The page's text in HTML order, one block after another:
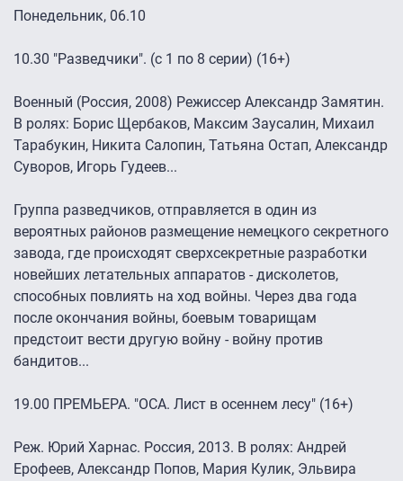
Понедельник, 06.10
10.30 "Разведчики". (с 1 по 8 серии) (16+)
Военный (Россия, 2008) Режиссер Александр Замятин.
В ролях: Борис Щербаков, Максим Заусалин, Михаил
Тарабукин, Никита Салопин, Татьяна Остап, Александр
Суворов, Игорь Гудеев...
Группа разведчиков, отправляется в один из
вероятных районов размещение немецкого секретного
завода, где происходят сверхсекретные разработки
новейших летательных аппаратов - дисколетов,
способных повлиять на ход войны. Через два года
после окончания войны, боевым товарищам
предстоит вести другую войну - войну против
бандитов...
19.00 ПРЕМЬЕРА. "ОСА. Лист в осеннем лесу" (16+)
Реж. Юрий Харнас. Россия, 2013. В ролях: Андрей
Ерофеев, Александр Попов, Мария Кулик, Эльвира